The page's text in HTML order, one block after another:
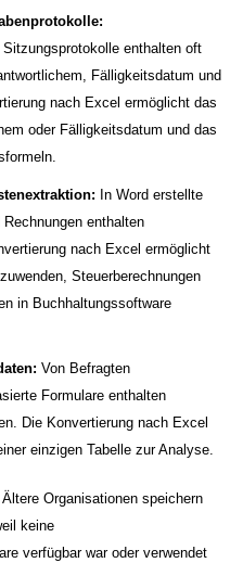
enthalten oft
Fälligkeitsdatum und
nach Excel ermöglicht das
oder Fälligkeitsdatum und das
In Word erstellte
enthalten
nach Excel ermöglicht
Steuerberechnungen
in Buchhaltungssoftware
Von Befragten
Formulare enthalten
Die Konvertierung nach Excel
einzigen Tabelle zur Analyse.
Ältere Organisationen speichern
keine
verfügbar war oder verwendet